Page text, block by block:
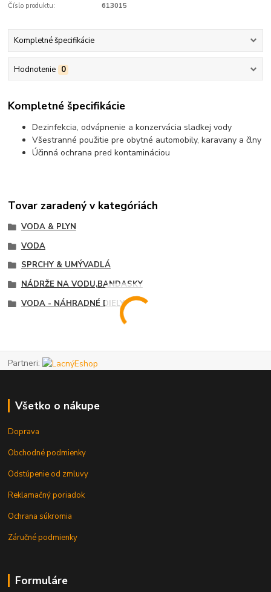
Číslo produktu: 613015
Kompletné špecifikácie
Hodnotenie 0
Kompletné špecifikácie
Dezinfekcia, odvápnenie a konzervácia sladkej vody
Všestranné použitie pre obytné automobily, karavany a člny
Účinná ochrana pred kontamináciou
Tovar zaradený v kategóriách
VODA & PLYN
VODA
SPRCHY & UMÝVADLÁ
NÁDRŽE NA VODU,BANDASKY
VODA - NÁHRADNÉ DIELY
Partneri:
Všetko o nákupe
Doprava
Obchodné podmienky
Odstúpenie od zmluvy
Reklamačný poriadok
Ochrana súkromia
Záručné podmienky
Formuláre